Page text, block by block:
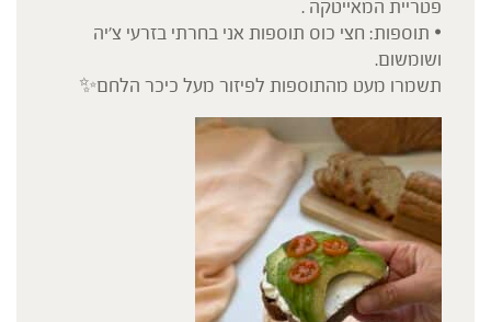
פטריית המאייטקה .
• ⁠תוספות: חצי כוס תוספות אני בחרתי בזרעי צ׳יה
ושומשום.
תשמרו מעט מהתוספות לפיזור מעל כיכר הלחם✨